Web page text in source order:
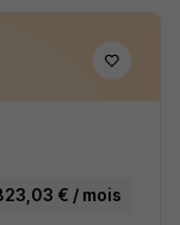
€ / mois